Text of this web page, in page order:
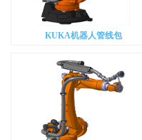
KUKA机器人管线包